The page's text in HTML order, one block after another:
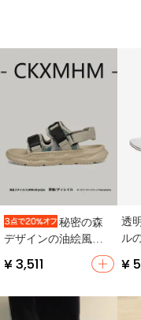
秘密の森
デザインの油絵風ビ
ーチサンダル【メン
ズ・カジュアル・一
プ対応）
¥ 3,511
透
ル
ル
ー
¥